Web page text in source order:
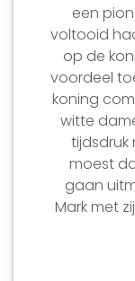
een
voltooid
op de
voordeel
koning
witte
tijdsdruk
moest
gaan
Mark met